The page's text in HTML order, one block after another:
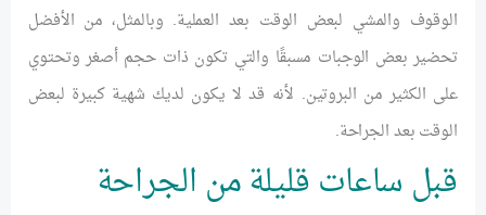
الوقوف والمشي لبعض الوقت بعد العملية. وبالمثل، من الأفضل
تحضير بعض الوجبات مسبقًا والتي تكون ذات حجم أصغر وتحتوي
على الكثير من البروتين. لأنه قد لا يكون لديك شهية كبيرة لبعض
الوقت بعد الجراحة.
قبل ساعات قليلة من الجراحة